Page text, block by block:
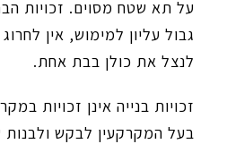
על תא שטח מסוים. זכויות
גבול עליון למימוש, אין
לנצל את כולן בבת אחת.
זכויות בנייה אינן זכויות
בעל המקרקעין לבקש